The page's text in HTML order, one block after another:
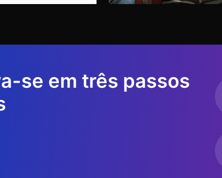
se em três passos